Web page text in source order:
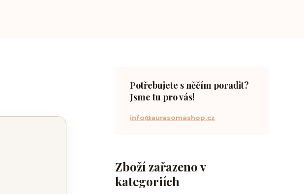
Zboží zařazeno v
kategoriích
Potřebujete s něčím poradit?
Jsme tu pro vás!
info@aurasomashop.cz